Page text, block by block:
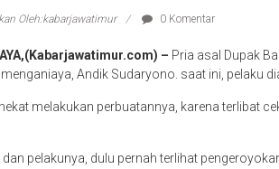
Oleh:kabarjawatimur 0 Komentar
– Pria asal Dupak
Andik Sudaryono. saat ini, pelaku
melakukan perbuatannya, karena terlibat
pelakunya, dulu pernah terlihat